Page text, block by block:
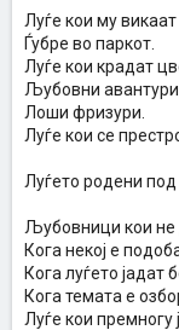
Луѓе кои му
Ѓубре во паркот.
Луѓе кои крадат
Љубовни авантури
Лоши фризури.
Луѓе кои се
Луѓето родени
Љубовници кои не
Кога некој е
Кога луѓето јадат
Кога темата е
Луѓе кои премногу